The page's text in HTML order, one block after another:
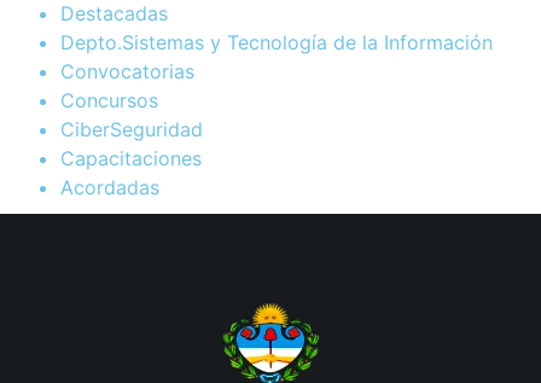
Destacadas
Depto.Sistemas y Tecnología de la Información
Convocatorias
Concursos
CiberSeguridad
Capacitaciones
Acordadas